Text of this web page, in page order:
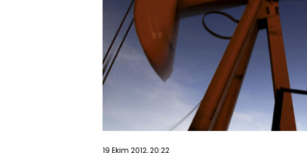
19 Ekim 2012, 20:22